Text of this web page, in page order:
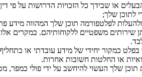
או שבידך כל הזכויות הדרושות על פי
לתוכן שלך;
לפלטפורמה תוכן שלך המהווה מידע
שירותים משפטיים ללקוחותיהם. במקרים
כמקור יחידי של מידע עובדתי או
או החלטות חשובות אחרות.
שלך העשוי להיחשב על ידי פולי כמפר,